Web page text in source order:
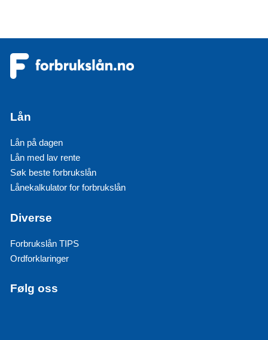
Lån
Lån på dagen
Lån med lav rente
Søk beste forbrukslån
Lånekalkulator for forbrukslån
Diverse
Forbrukslån TIPS
Ordforklaringer
Følg oss